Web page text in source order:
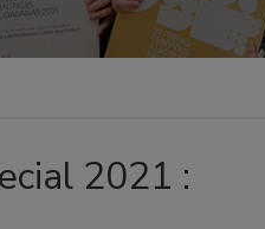
2021 :